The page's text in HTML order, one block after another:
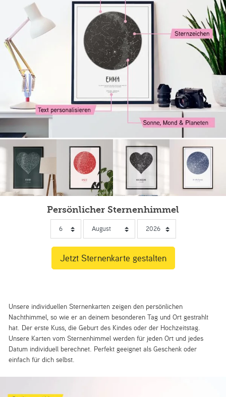
Persönlicher Sternenhimmel
Unsere individuellen Sternenkarten zeigen den persönlichen
Nachthimmel, so wie er an deinem besonderen Tag und Ort gestrahlt
hat. Der erste Kuss, die Geburt des Kindes oder der Hochzeitstag.
Unsere Karten vom Sternenhimmel werden für jeden Ort und jedes
Datum individuell berechnet. Perfekt geeignet als Geschenk oder
einfach für dich selbst.